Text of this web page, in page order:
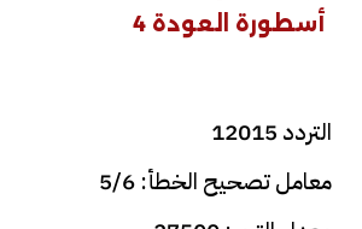
أسطورة العودة 4
التردد 12015
معامل تصحيح الخطأ: 5/6